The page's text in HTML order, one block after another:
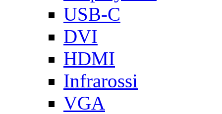
USB-C
DVI
HDMI
Infrarossi
VGA